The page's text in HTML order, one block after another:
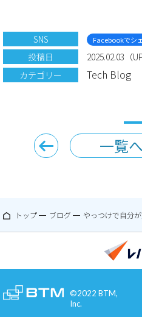
トップ ブログ やっつけで自分
SNS Facebookでシ
投稿日
2025.02.03（
カテゴリー
Tech Blog
一覧
©2022 BTM,
Inc.